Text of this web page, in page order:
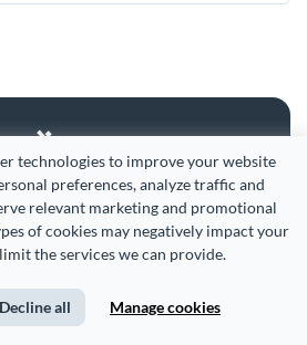
technologies to improve your website
preferences, analyze traffic and
relevant marketing and promotional
of cookies may negatively impact your
the services we can provide.
Decline all Manage cookies
बनें
संस्था या व्यक्ति जो सरल और
सामग्री(कंटेंट) बनाने का शौक रखता
के रूप में भी जाना जाता है)